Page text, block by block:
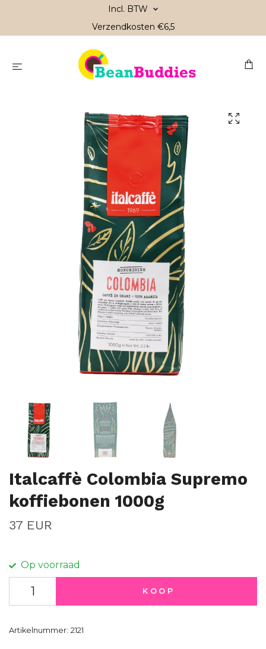
Incl. BTW
Verzendkosten €6,5
Italcaffè Colombia Supremo
koffiebonen 1000g
37 EUR
Op voorraad
KOOP
Artikelnummer: 2121